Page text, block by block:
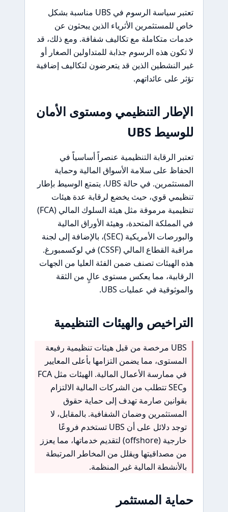
تعتبر سياسة الرسوم في UBS مناسبة بشكل
خاص للمستثمرين الأثرياء الذين يبحثون عن
خدمات متكاملة مع تكاليف شفافة. ومع ذلك، قد
لا تكون هذه الرسوم جذابة للمتداولين الصغار أو
غير النشطين الذين قد يتعرضون لتكاليف إضافية
تؤثر على عائداتهم.
الإطار التنظيمي ومستوى الأمان
للوسيط UBS
تعتبر الرقابة التنظيمية عنصراً أساسياً في
الحفاظ على سلامة الأسواق المالية وحماية
المستثمرين. في حالة UBS، يتمتع الوسيط بإطار
تنظيمي قوي، حيث يخضع لرقابة عدة هيئات
تنظيمية مرموقة مثل هيئة السلوك المالي (FCA)
في المملكة المتحدة، وهيئة الأوراق المالية
والبورصات الأمريكية (SEC)، بالإضافة إلى لجنة
مراقبة القطاع المالي (CSSF) في لوكسمبورغ.
هذه الهيئات تصنف ضمن الفئة العليا من الجهات
الرقابية، مما يعكس مستوى عالٍ من الثقة
والموثوقية في عمليات UBS.
التراخيص والهيئات التنظيمية
UBS مرخصة من قبل هيئات تنظيمية رفيعة
المستوى، مما يضمن التزامها بأعلى المعايير
في ممارسة الأعمال المالية. الهيئات مثل FCA
وSEC تتطلب من الشركات المالية الالتزام
بقوانين صارمة تهدف إلى حماية حقوق
المستثمرين وضمان الشفافية. بالمقابل، لا
توجد دلائل على أن UBS تستخدم فروعًا
خارجية (offshore) لتقديم خدماتها، مما يعزز
من مصداقيتها ويقلل من المخاطر المرتبطة
بالأنشطة المالية غير المنظمة.
حماية المستثمر